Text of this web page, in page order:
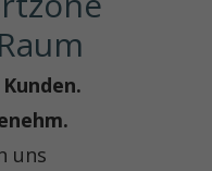
uns